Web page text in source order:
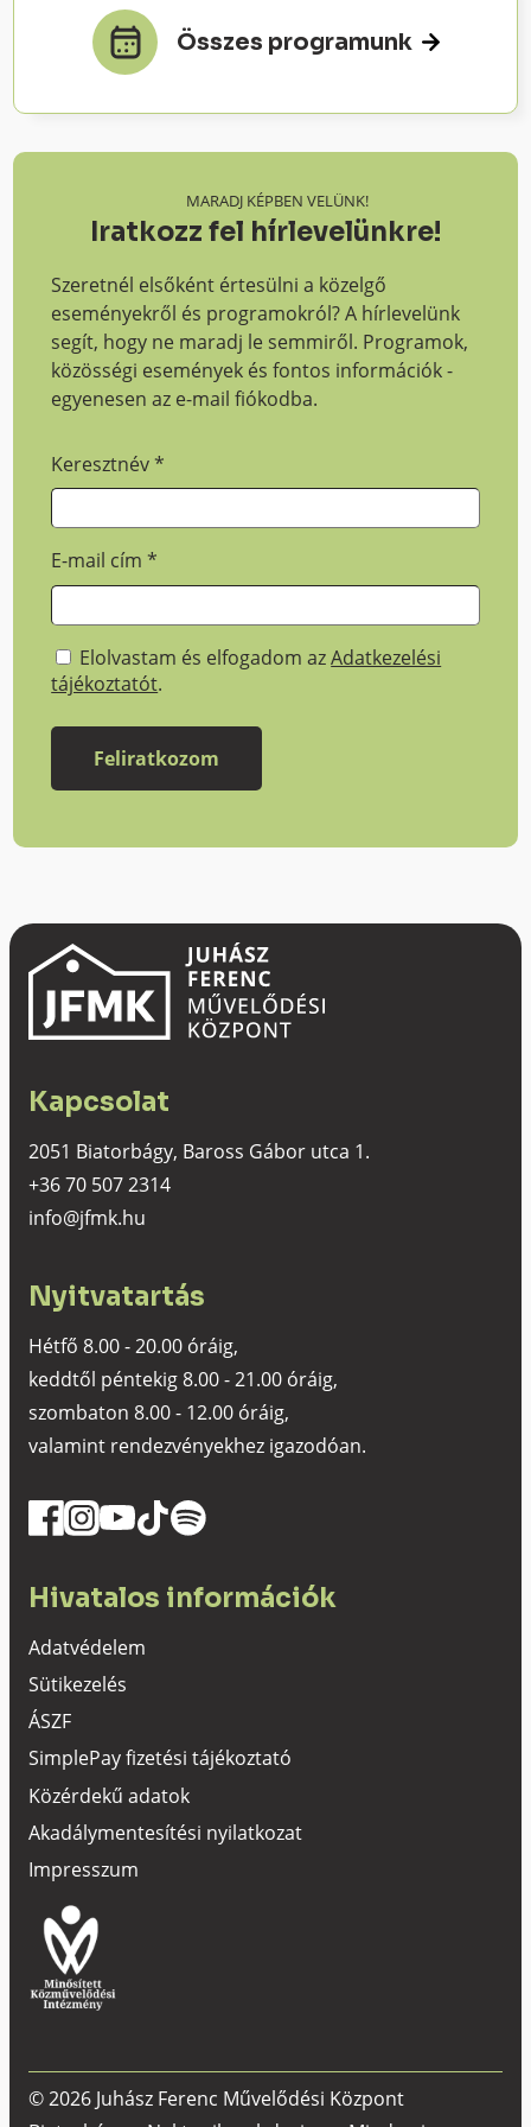
Összes programunk
MARADJ KÉPBEN VELÜNK!
Iratkozz fel hírlevelünkre!
Szeretnél elsőként értesülni a közelgő
eseményekről és programokról? A hírlevelünk
segít, hogy ne maradj le semmiről. Programok,
közösségi események és fontos információk -
egyenesen az e-mail fiókodba.
Keresztnév*
E-mail cím*
Elolvastam és elfogadom azAdatkezelési
tájékoztatót.
Kapcsolat
2051 Biatorbágy, Baross Gábor utca 1.
+36 70 507 2314
info@jfmk.hu
Nyitvatartás
Hétfő 8.00 - 20.00 óráig,
keddtől péntekig 8.00 - 21.00 óráig,
szombaton 8.00 - 12.00 óráig,
valamint rendezvényekhez igazodóan.
Hivatalos információk
Adatvédelem
Sütikezelés
ÁSZF
SimplePay fizetési tájékoztató
Közérdekű adatok
Akadálymentesítési nyilatkozat
Impresszum
© 2026 Juhász Ferenc Művelődési Központ